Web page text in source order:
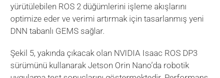
yürütülebilen ROS 2 düğümlerini işleme akışlarını
optimize eder ve verimi artırmak için tasarlanmış yeni
DNN tabanlı GEMS sağlar.
Şekil 5, yakında çıkacak olan NVIDIA Isaac ROS DP3
sürümünü kullanarak Jetson Orin Nano’da robotik